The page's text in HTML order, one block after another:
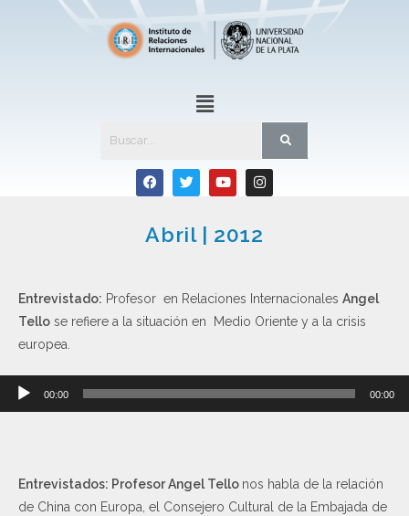
Abril | 2012
Entrevistado: Profesor en Relaciones Internacionales Angel
Tello se refiere a la situación en Medio Oriente y a la crisis
europea.
Reproductor
00:00 00:00
Entrevistados: Profesor Angel Tello nos habla de la relación
de China con Europa, el Consejero Cultural de la Embajada de